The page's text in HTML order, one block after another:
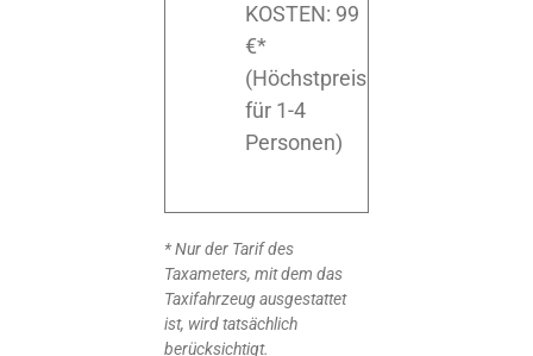
KOSTEN: 99
€*
(Höchstpreis
für 1-4
Personen)
* Nur der Tarif des
Taxameters, mit dem das
Taxifahrzeug ausgestattet
ist, wird tatsächlich
berücksichtigt.